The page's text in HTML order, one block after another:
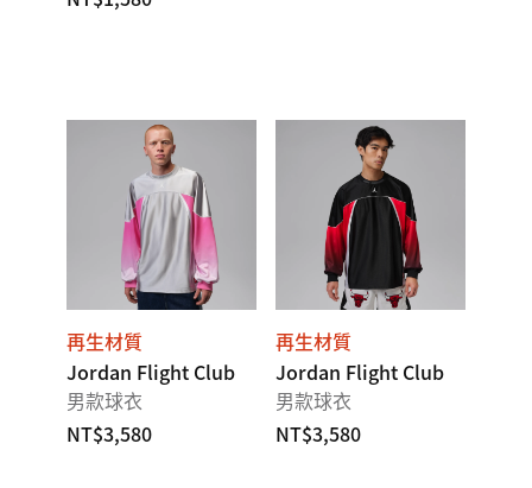
再生材質
Jordan Flight Club
男款球衣
NT$3,580
再生材質
Jordan Flight Club
男款球衣
NT$3,580